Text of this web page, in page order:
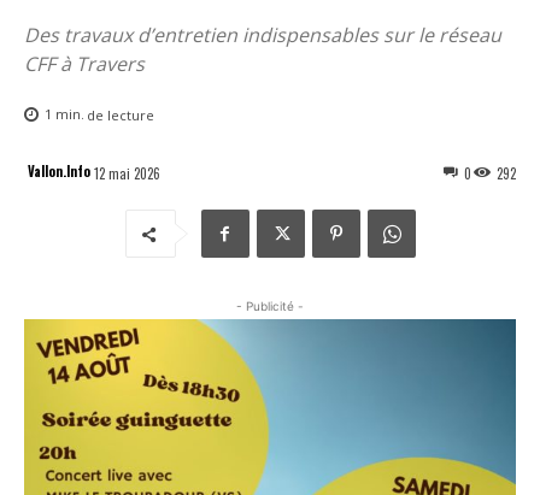
Des travaux d’entretien indispensables sur le réseau
CFF à Travers
1 min. de lecture
Vallon.Info12 mai 2026 292
0
- Publicité -